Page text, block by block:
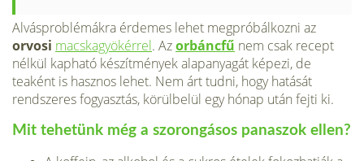
Alvásproblémákra érdemes lehet megpróbálkozni az
orvosi macskagyökérrel. Azorbáncfű nem csak recept
nélkül kapható készítmények alapanyagát képezi, de
teaként is hasznos lehet. Nem árt tudni, hogy hatását
rendszeres fogyasztás, körülbelül egy hónap után fejti ki.
Mit tehetünk még a szorongásos panaszok ellen?